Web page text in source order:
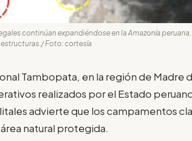
continúan expandiéndose en la Amazonía peruana,
Foto: cortesía
Tambopata, en la región de Madre
realizados por el Estado
advierte que los campamentos
natural protegida.